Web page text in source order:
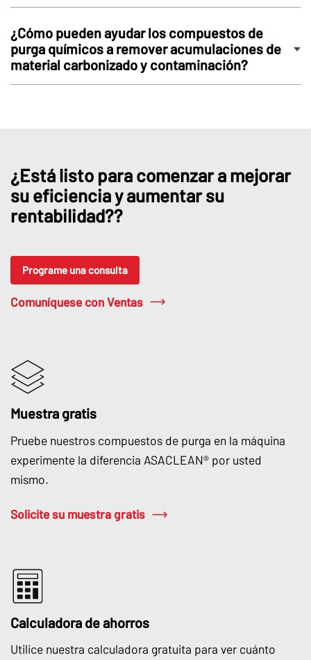
¿Cómo pueden ayudar los compuestos de
purga químicos a remover acumulaciones de
material carbonizado y contaminación?
¿Está listo para comenzar a mejorar
su eficiencia y aumentar su
rentabilidad??
Programe una consulta
Comuníquese con Ventas
Muestra gratis
Pruebe nuestros compuestos de purga en la máquina
experimente la diferencia ASACLEAN® por usted
mismo.
Solicite su muestra gratis
Calculadora de ahorros
Utilice nuestra calculadora gratuita para ver cuánto